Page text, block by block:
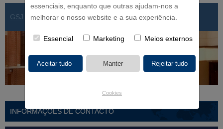
essenciais, enquanto que outras ajudam-nos a
melhorar o nosso website e a sua experiência.
Essencial Marketing Meios externos
Cookies
GSJ NO MUNDO> USA
INFORMAÇÕES DE CONTACTO